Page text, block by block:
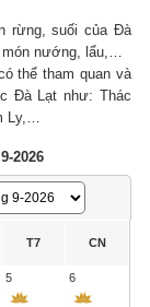
rừng, suối của Đà
món nướng, lẩu,…
thể tham quan và
Đà Lạt như: Thác
Ly,…
2026
T7 CN
5 6